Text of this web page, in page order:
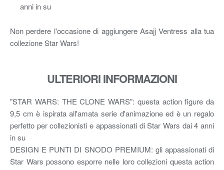
anni in su
Non perdere l'occasione di aggiungere Asajj Ventress alla tua
collezione Star Wars!
ULTERIORI INFORMAZIONI
"STAR WARS: THE CLONE WARS": questa action figure da
9,5 cm è ispirata all'amata serie d'animazione ed è un regalo
perfetto per collezionisti e appassionati di Star Wars dai 4 anni
in su
DESIGN E PUNTI DI SNODO PREMIUM: gli appassionati di
Star Wars possono esporre nelle loro collezioni questa action